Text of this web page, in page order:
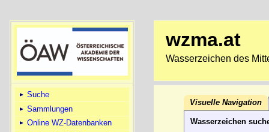
Suche
Sammlungen
Online WZ-Datenbanken
wzma.at
Wasserzeichen des
Visuelle Navigation
Wasserzeichen